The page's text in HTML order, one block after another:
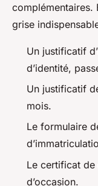
complémentaires.
grise
Un justificatif
d’identité,
Un justificatif
mois.
Le formulaire
Le certificat de
d’occasion.